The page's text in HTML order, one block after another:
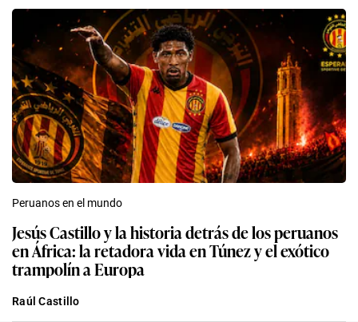
Peruanos en el mundo
Jesús Castillo y la historia detrás de los peruanos
en África: la retadora vida en Túnez y el exótico
trampolín a Europa
Raúl Castillo